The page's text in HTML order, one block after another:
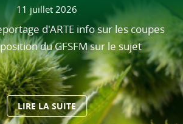
11 juillet 2026
d'ARTE info sur les coupes
du GFSFM sur le sujet
LIRE LA SUITE